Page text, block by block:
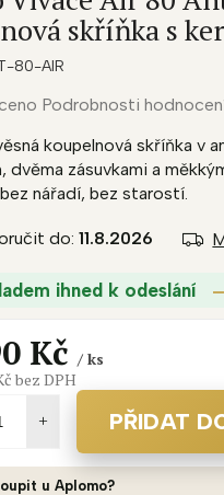
ihned k odeslání
do: 11.8.2026
koupelnová skříňka v
dvěma zásuvkami a
nářadí, bez starostí.
skříňka s
80-AIR
Podrobnosti
Kč/ ks
bez DPH
PŘIDAT
u Aplomo?